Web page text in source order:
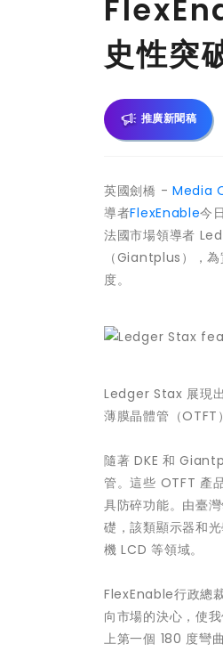
史性突
推廣新聞稿
英國劍橋 - Media
導者FlexEnable今
法國市場領導者
（Giantplus），
度。
Ledger Stax 展現
薄膜晶體管（OTFT
隨著 DKE 和
管。這些 OTFT 產
具防碎功能。由臺
礎，該類顯示器和
機 LCD 等領域。
FlexEnable行政總
向市場的決心，使
上第一個 180 度彎